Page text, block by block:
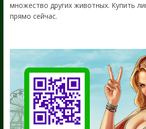
множество других животных. Купить
прямо сейчас.